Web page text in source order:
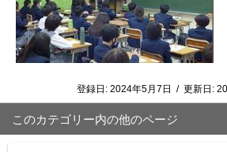
登録日: 2024年5月7日 / 更新日:
このカテゴリー内の他のページ